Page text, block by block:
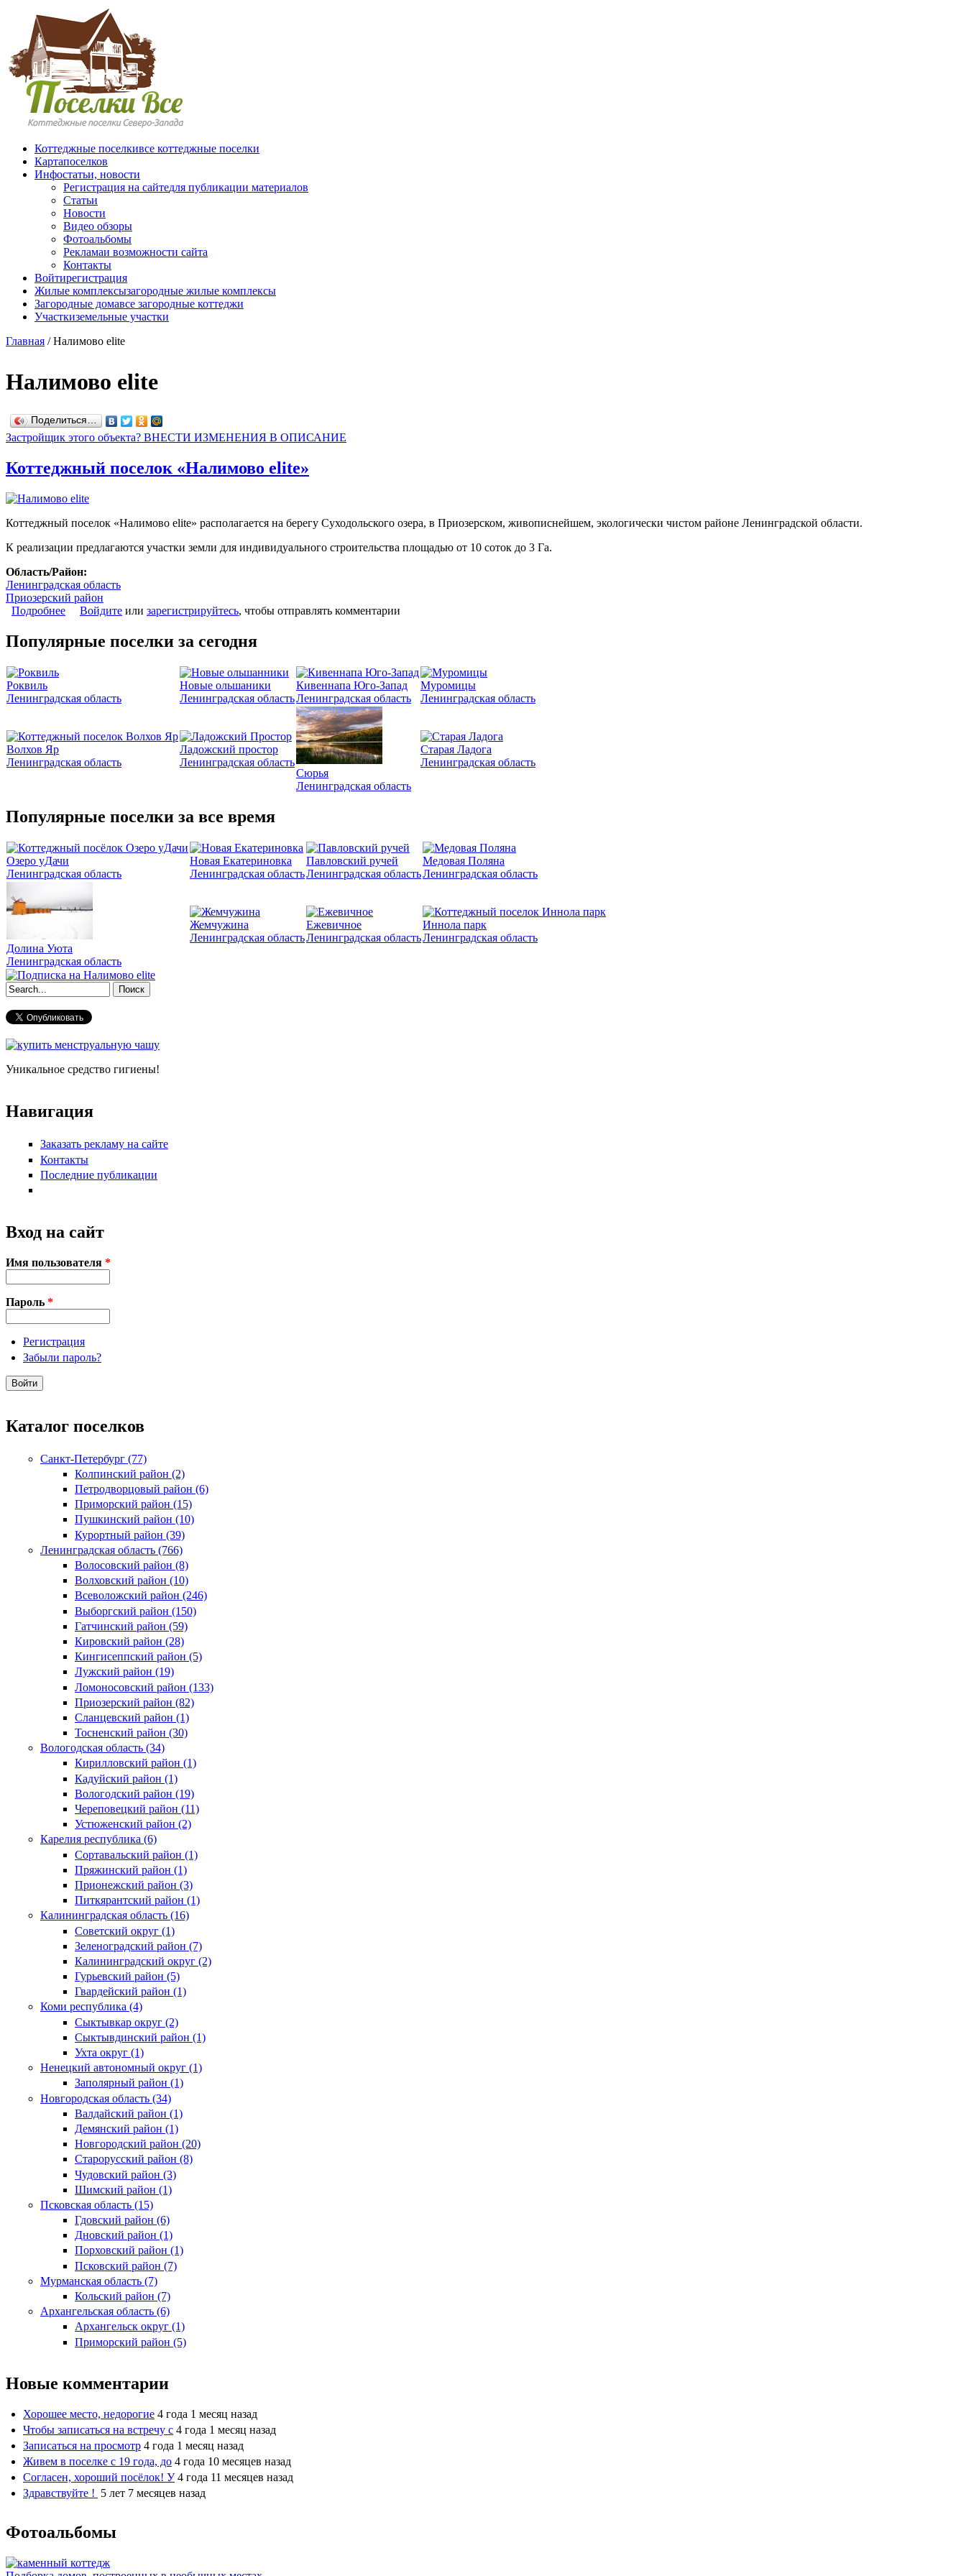
Перейти к основному содержанию
Коттеджные поселкивсе коттеджные поселки
Картапоселков
Инфостатьи, новости
Регистрация на сайтедля публикации материалов
Статьи
Новости
Видео обзоры
Фотоальбомы
Рекламаи возможности сайта
Контакты
Войтирегистрация
Жилые комплексызагородные жилые комплексы
Загородные домавсе загородные коттеджи
Участкиземельные участки
Главная /Налимово elite
Налимово elite
Поделиться…
Застройщик этого объекта? ВНЕСТИ ИЗМЕНЕНИЯ В ОПИСАНИЕ
Коттеджный поселок «Налимово elite»
Коттеджный поселок «Налимово elite» располагается на берегу Суходольского озера, в Приозерском, живописнейшем, экологически чистом районе Ленинградской области.
К реализации предлагаются участки земли для индивидуального строительства площадью от 10 соток до 3 Га.
Область/Район:
Ленинградская область
Приозерский район
Подробнее о Коттеджный поселок «Налимово elite»
Войдите или зарегистрируйтесь, чтобы отправлять комментарии
Популярные поселки за сегодня
Роквиль
Ленинградская область
Новые ольшаники
Ленинградская область
Кивеннапа Юго-Запад
Ленинградская область
Муромицы
Ленинградская область
Волхов Яр
Ленинградская область
Ладожский простор
Ленинградская область
Сюрья
Ленинградская область
Старая Ладога
Ленинградская область
Популярные поселки за все время
Озеро уДачи
Ленинградская область
Новая Екатериновка
Ленинградская область
Павловский ручей
Ленинградская область
Медовая Поляна
Ленинградская область
Долина Уюта
Ленинградская область
Жемчужина
Ленинградская область
Ежевичное
Ленинградская область
Иннола парк
Ленинградская область
Форма поиска
Уникальное средство гигиены!
Навигация
Заказать рекламу на сайте
Контакты
Последние публикации
Вход на сайт
Имя пользователя *
Пароль *
Регистрация
Забыли пароль?
Каталог поселков
Санкт-Петербург (77)
Колпинский район (2)
Петродворцовый район (6)
Приморский район (15)
Пушкинский район (10)
Курортный район (39)
Ленинградская область (766)
Волосовский район (8)
Волховский район (10)
Всеволожский район (246)
Выборгский район (150)
Гатчинский район (59)
Кировский район (28)
Кингисеппский район (5)
Лужский район (19)
Ломоносовский район (133)
Приозерский район (82)
Сланцевский район (1)
Тосненский район (30)
Вологодская область (34)
Кирилловский район (1)
Кадуйский район (1)
Вологодский район (19)
Череповецкий район (11)
Устюженский район (2)
Карелия республика (6)
Сортавальский район (1)
Пряжинский район (1)
Прионежский район (3)
Питкярантский район (1)
Калининградская область (16)
Советский округ (1)
Зеленоградский район (7)
Калининградский округ (2)
Гурьевский район (5)
Гвардейский район (1)
Коми республика (4)
Сыктывкар округ (2)
Сыктывдинский район (1)
Ухта округ (1)
Ненецкий автономный округ (1)
Заполярный район (1)
Новгородская область (34)
Валдайский район (1)
Демянский район (1)
Новгородский район (20)
Старорусский район (8)
Чудовский район (3)
Шимский район (1)
Псковская область (15)
Гдовский район (6)
Дновский район (1)
Порховский район (1)
Псковский район (7)
Мурманская область (7)
Кольский район (7)
Архангельская область (6)
Архангельск округ (1)
Приморский район (5)
Новые комментарии
Хорошее место, недорогие 4 года 1 месяц назад
Чтобы записаться на встречу с 4 года 1 месяц назад
Записаться на просмотр 4 года 1 месяц назад
Живем в поселке с 19 года, до 4 года 10 месяцев назад
Согласен, хороший посёлок! У 4 года 11 месяцев назад
Здравствуйте ! 5 лет 7 месяцев назад
Фотоальбомы